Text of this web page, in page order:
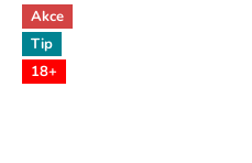
Akce
Tip
18+